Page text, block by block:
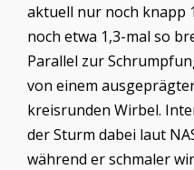
aktuell nur noch knapp
noch etwa 1,3-mal so
Parallel zur
von einem
kreisrunden Wirbel.
der Sturm dabei laut
während er schmaler